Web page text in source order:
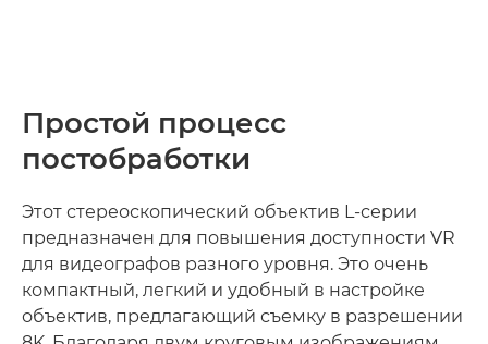
Простой процесс
постобработки
Этот стереоскопический объектив L-серии
предназначен для повышения доступности VR
для видеографов разного уровня. Это очень
компактный, легкий и удобный в настройке
объектив, предлагающий съемку в разрешении